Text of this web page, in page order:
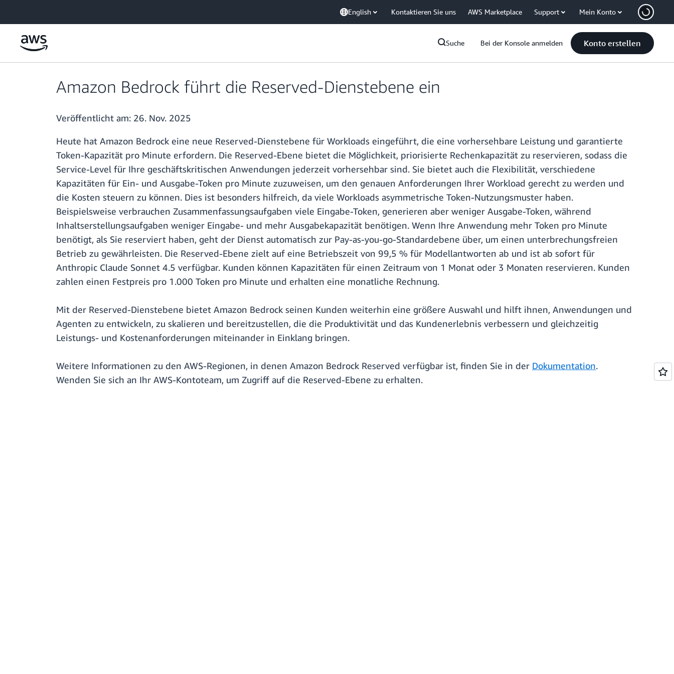
English Kontaktieren Sie uns AWS Marketplace Support Mein Konto
Suche Bei der Konsole anmelden Konto erstellen
Amazon Bedrock führt die Reserved-Dienstebene ein
Veröffentlicht am: 26. Nov. 2025
Heute hat Amazon Bedrock eine neue Reserved-Dienstebene für Workloads eingeführt, die eine vorhersehbare Leistung und garantierte
Token-Kapazität pro Minute erfordern. Die Reserved-Ebene bietet die Möglichkeit, priorisierte Rechenkapazität zu reservieren, sodass die
Service-Level für Ihre geschäftskritischen Anwendungen jederzeit vorhersehbar sind. Sie bietet auch die Flexibilität, verschiedene
Kapazitäten für Ein- und Ausgabe-Token pro Minute zuzuweisen, um den genauen Anforderungen Ihrer Workload gerecht zu werden und
die Kosten steuern zu können. Dies ist besonders hilfreich, da viele Workloads asymmetrische Token-Nutzungsmuster haben.
Beispielsweise verbrauchen Zusammenfassungsaufgaben viele Eingabe-Token, generieren aber weniger Ausgabe-Token, während
Inhaltserstellungsaufgaben weniger Eingabe- und mehr Ausgabekapazität benötigen. Wenn Ihre Anwendung mehr Token pro Minute
benötigt, als Sie reserviert haben, geht der Dienst automatisch zur Pay-as-you-go-Standardebene über, um einen unterbrechungsfreien
Betrieb zu gewährleisten. Die Reserved-Ebene zielt auf eine Betriebszeit von 99,5 % für Modellantworten ab und ist ab sofort für
Anthropic Claude Sonnet 4.5 verfügbar. Kunden können Kapazitäten für einen Zeitraum von 1 Monat oder 3 Monaten reservieren. Kunden
zahlen einen Festpreis pro 1.000 Token pro Minute und erhalten eine monatliche Rechnung.
Mit der Reserved-Dienstebene bietet Amazon Bedrock seinen Kunden weiterhin eine größere Auswahl und hilft ihnen, Anwendungen und
Agenten zu entwickeln, zu skalieren und bereitzustellen, die die Produktivität und das Kundenerlebnis verbessern und gleichzeitig
Leistungs- und Kostenanforderungen miteinander in Einklang bringen.
Weitere Informationen zu den AWS-Regionen, in denen Amazon Bedrock Reserved verfügbar ist, finden Sie in der Dokumentation.
Wenden Sie sich an Ihr AWS-Kontoteam, um Zugriff auf die Reserved-Ebene zu erhalten.